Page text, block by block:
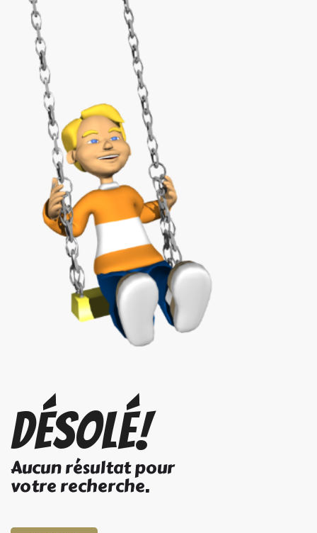
Désolé!
Aucun résultat pour
votre recherche.